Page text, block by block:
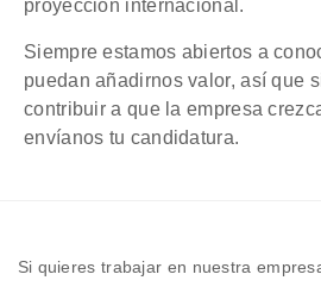
proyección internacional.
Siempre estamos abiertos a
puedan añadirnos valor, así que
contribuir a que la empresa
envíanos tu candidatura.
Si quieres trabajar en nuestra